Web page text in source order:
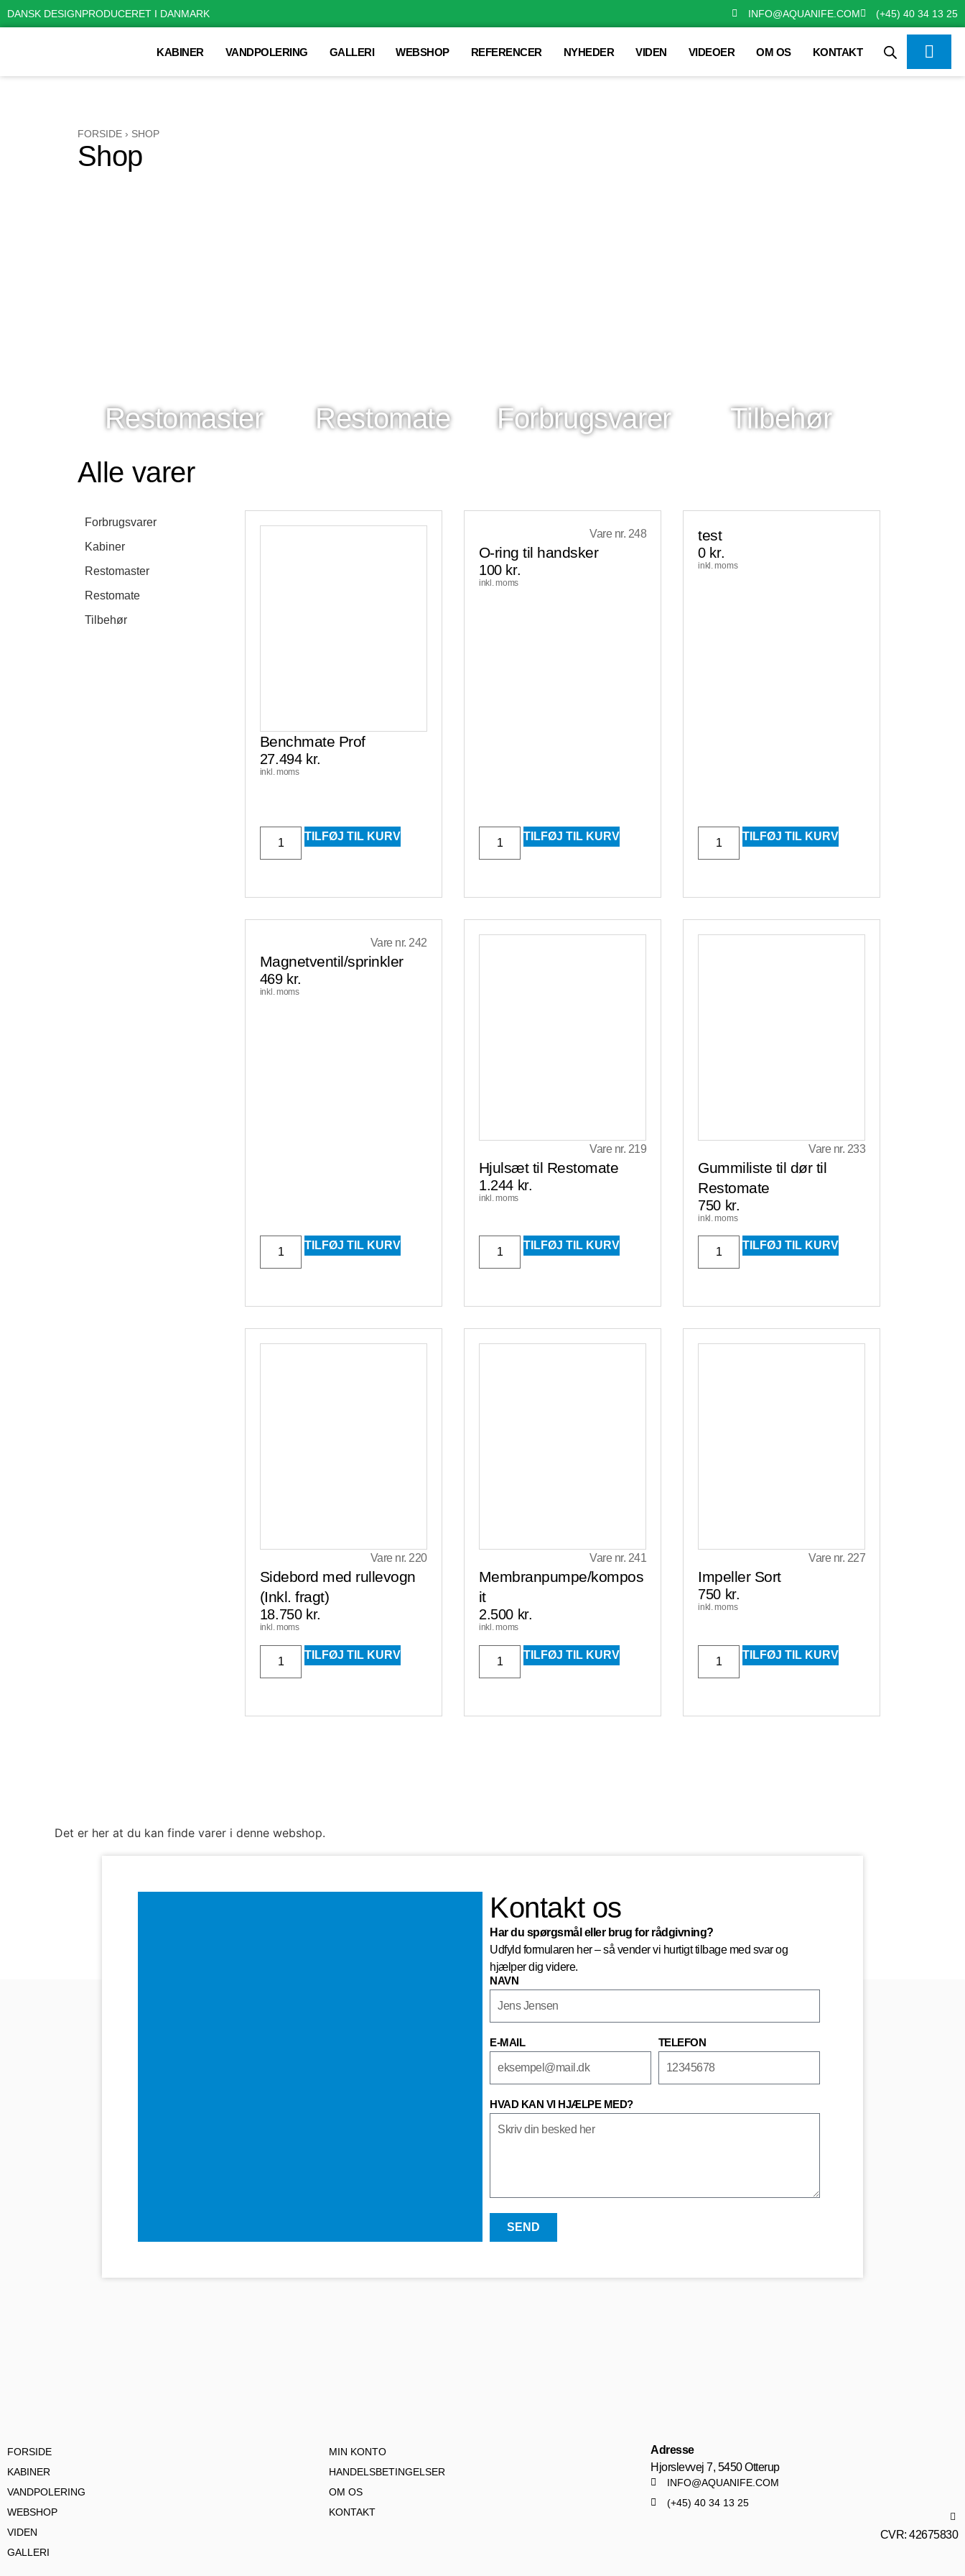
DANSK DESIGNPRODUCERET I DANMARK INFO@AQUANIFE.COM (+45) 40 34 13 25
KABINER VANDPOLERING GALLERI WEBSHOP REFERENCER NYHEDER VIDEN VIDEOER OM OS KONTAKT
FORSIDE› SHOP
Shop
Restomaster Restomate Forbrugsvarer
Tilbehør
Alle varer
Forbrugsvarer
Kabiner
Restomaster
Restomate
Tilbehør
Benchmate Prof
27.494 kr.
inkl. moms
TILFØJ TIL KURV
Vare nr. 248
O-ring til handsker
100 kr.
inkl. moms
TILFØJ TIL KURV
test
0 kr.
inkl. moms
TILFØJ TIL KURV
Vare nr. 242
Magnetventil/sprinkler
469 kr.
inkl. moms
TILFØJ TIL KURV
Vare nr. 219
Hjulsæt til Restomate
1.244 kr.
inkl. moms
TILFØJ TIL KURV
Vare nr. 233
Gummiliste til dør til
Restomate
750 kr.
inkl. moms
TILFØJ TIL KURV
Vare nr. 220
Sidebord med rullevogn
(Inkl. fragt)
18.750 kr.
inkl. moms
TILFØJ TIL KURV
Vare nr. 241
Membranpumpe/kompos
it
2.500 kr.
inkl. moms
TILFØJ TIL KURV
Vare nr. 227
Impeller Sort
750 kr.
inkl. moms
TILFØJ TIL KURV
Det er her at du kan finde varer i denne webshop.
Kontakt os
Har du spørgsmål eller brug for rådgivning?
Udfyld formularen her – så vender vi hurtigt tilbage med svar og
hjælper dig videre.
NAVN
E-MAIL TELEFON
HVAD KAN VI HJÆLPE MED?
SEND
FORSIDE
KABINER
VANDPOLERING
WEBSHOP
VIDEN
GALLERI
MIN KONTO
HANDELSBETINGELSER
OM OS
KONTAKT
Adresse
Hjorslevvej 7, 5450 Otterup
INFO@AQUANIFE.COM
(+45) 40 34 13 25
CVR: 42675830